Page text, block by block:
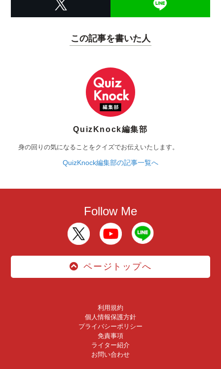
この記事を書いた人
QuizKnock編集部
身の回りの気になることをクイズでお伝えいたします。
QuizKnock編集部の記事一覧へ
Follow Me
ページトップへ
利用規約
個人情報保護方針
プライバシーポリシー
免責事項
ライター紹介
お問い合わせ